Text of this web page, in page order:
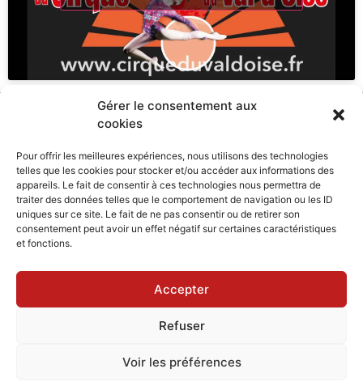
Gérer le consentement aux
cookies
Pour offrir les meilleures expériences, nous utilisons des technologies
telles que les cookies pour stocker et/ou accéder aux informations des
appareils. Le fait de consentir à ces technologies nous permettra de
traiter des données telles que le comportement de navigation ou les ID
uniques sur ce site. Le fait de ne pas consentir ou de retirer son
consentement peut avoir un effet négatif sur certaines caractéristiques
et fonctions.
Accepter
Refuser
Voir les préférences